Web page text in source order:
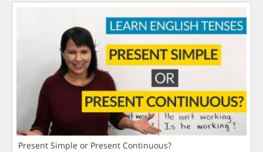
Present Simple or Present Continuous?